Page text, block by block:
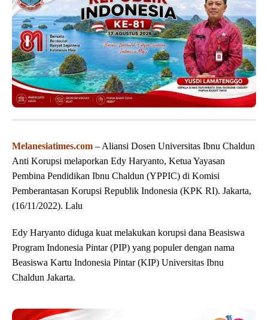
Melanesiatimes.com – Aliansi Dosen Universitas Ibnu Chaldun
Anti Korupsi melaporkan Edy Haryanto, Ketua Yayasan
Pembina Pendidikan Ibnu Chaldun (YPPIC) di Komisi
Pemberantasan Korupsi Republik Indonesia (KPK RI). Jakarta,
(16/11/2022). Lalu
Edy Haryanto diduga kuat melakukan korupsi dana Beasiswa
Program Indonesia Pintar (PIP) yang populer dengan nama
Beasiswa Kartu Indonesia Pintar (KIP) Universitas Ibnu
Chaldun Jakarta.